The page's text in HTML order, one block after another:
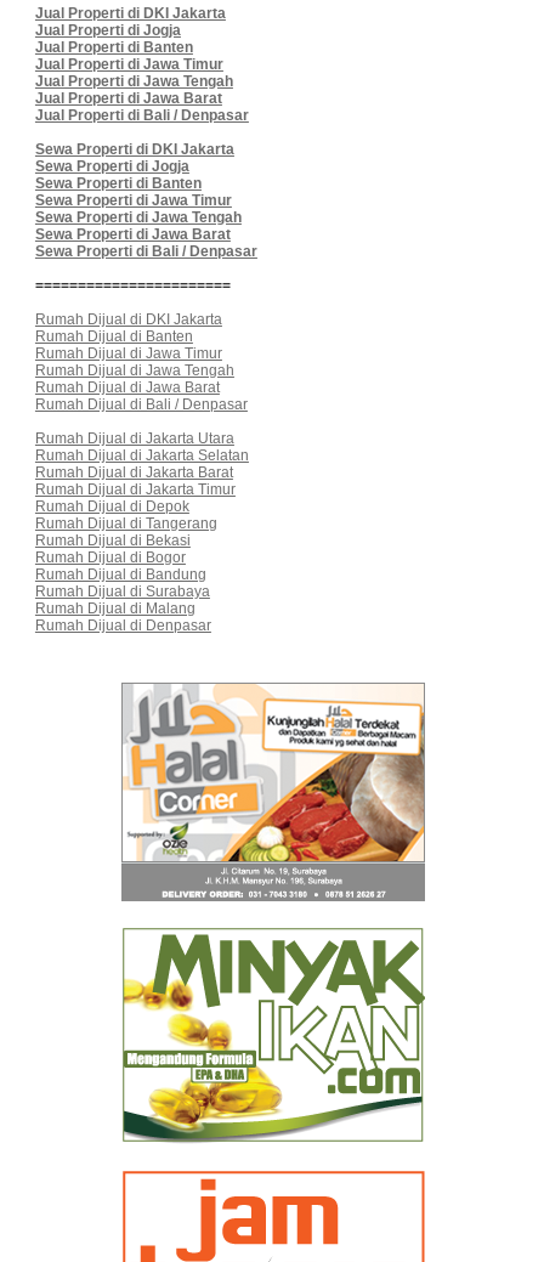
Jual Properti di DKI Jakarta
Jual Properti di Jogja
Jual Properti di Banten
Jual Properti di Jawa Timur
Jual Properti di Jawa Tengah
Jual Properti di Jawa Barat
Jual Properti di Bali / Denpasar
Sewa Properti di DKI Jakarta
Sewa Properti di Jogja
Sewa Properti di Banten
Sewa Properti di Jawa Timur
Sewa Properti di Jawa Tengah
Sewa Properti di Jawa Barat
Sewa Properti di Bali / Denpasar
=======================
Rumah Dijual di DKI Jakarta
Rumah Dijual di Banten
Rumah Dijual di Jawa Timur
Rumah Dijual di Jawa Tengah
Rumah Dijual di Jawa Barat
Rumah Dijual di Bali / Denpasar
Rumah Dijual di Jakarta Utara
Rumah Dijual di Jakarta Selatan
Rumah Dijual di Jakarta Barat
Rumah Dijual di Jakarta Timur
Rumah Dijual di Depok
Rumah Dijual di Tangerang
Rumah Dijual di Bekasi
Rumah Dijual di Bogor
Rumah Dijual di Bandung
Rumah Dijual di Surabaya
Rumah Dijual di Malang
Rumah Dijual di Denpasar